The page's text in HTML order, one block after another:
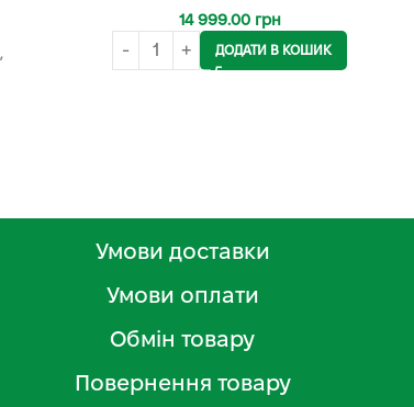
,
14 999.00 грн
ДОДАТИ В КОШИК
Умови доставки
Умови оплати
Обмін товару
Повернення товару